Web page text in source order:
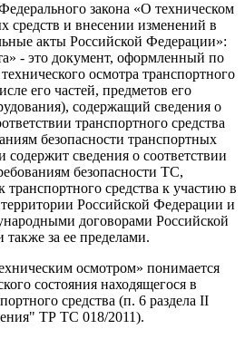
закона «О техническом
средств и внесении изменений в
акты Российской Федерации»:
- это документ, оформленный по
осмотра транспортного
его частей, предметов его
содержащий сведения о
транспортного средства
безопасности транспортных
содержит сведения о соответствии
безопасности ТС,
средства к участию в
Российской Федерации и
договорами Российской
за ее пределами.
осмотром» понимается
состояния находящегося в
средства (п. 6 раздела II
ТР ТС 018/2011).